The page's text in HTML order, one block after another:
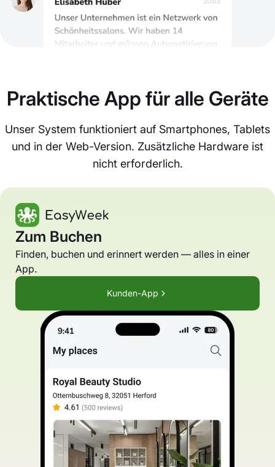
Praktische App für alle Geräte
Unser System funktioniert auf Smartphones, Tablets
und in der Web-Version. Zusätzliche Hardware ist
nicht erforderlich.
Zum Buchen
Finden, buchen und erinnert werden — alles in einer
App.
Kunden-App